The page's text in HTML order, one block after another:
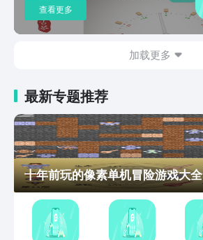
查看更多
加载更多
最新专题推荐
十年前玩的像素单机冒险游戏大全